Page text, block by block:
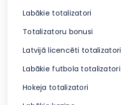
Labākie totalizatori
Totalizatoru bonusi
Latvijā licencēti totalizatori
Labākie futbola totalizatori
Hokeja totalizatori